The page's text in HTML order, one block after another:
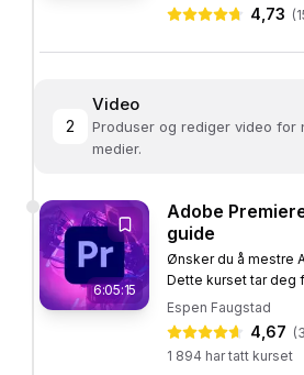
innholdsprodusent, og står igjen
ettertraktet enten du jobber som
Etter nettstudiet kan du:
Redigere video profesjonelt i
CapCut
Lage grafikk og visuelt innhold i
Ta bedre bilder til innholdet ditt
Bruke KI til å produsere tekst og
både fanger
4,73 (
2
Video
Produser og rediger video for
medier.
6:05:15
Adobe
guide
Ønsker du å mestre
Dette kurset tar deg
ekspert på
forkunnskaper. Med
Espen Faugstad
4,67 (3
1 894 har tatt kurset